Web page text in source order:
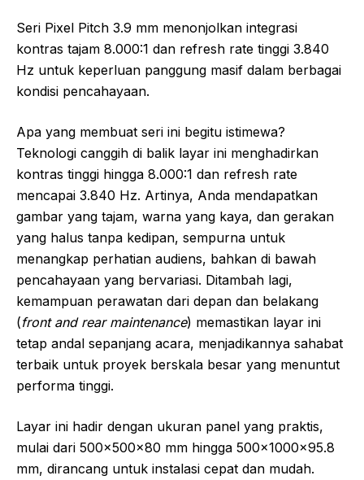
Seri Pixel Pitch 3.9 mm menonjolkan integrasi
kontras tajam 8.000:1 dan refresh rate tinggi 3.840
Hz untuk keperluan panggung masif dalam berbagai
kondisi pencahayaan.
Apa yang membuat seri ini begitu istimewa?
Teknologi canggih di balik layar ini menghadirkan
kontras tinggi hingga 8.000:1 dan refresh rate
mencapai 3.840 Hz. Artinya, Anda mendapatkan
gambar yang tajam, warna yang kaya, dan gerakan
yang halus tanpa kedipan, sempurna untuk
menangkap perhatian audiens, bahkan di bawah
pencahayaan yang bervariasi. Ditambah lagi,
kemampuan perawatan dari depan dan belakang
(front and rear maintenance) memastikan layar ini
tetap andal sepanjang acara, menjadikannya sahabat
terbaik untuk proyek berskala besar yang menuntut
performa tinggi.
Layar ini hadir dengan ukuran panel yang praktis,
mulai dari 500x500x80 mm hingga 500x1000x95.8
mm, dirancang untuk instalasi cepat dan mudah.